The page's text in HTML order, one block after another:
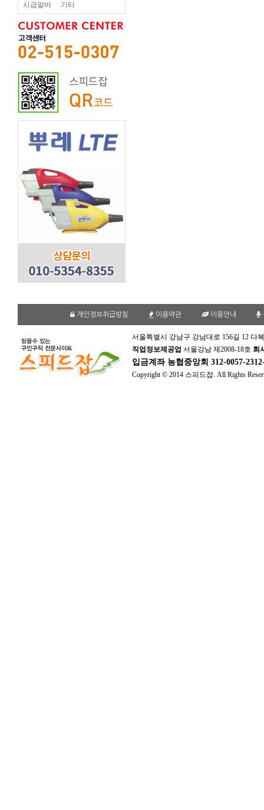
시급알바 기타
개인정보취급방침 이용약관 이용안내
서울특별시 강남구 강남대로 156길 12 다
직업정보제공업 서울강남 제2008-18호 회
입금계좌 농협중앙회 312-0057-
Copyright © 2014 스피드잡. All Rights